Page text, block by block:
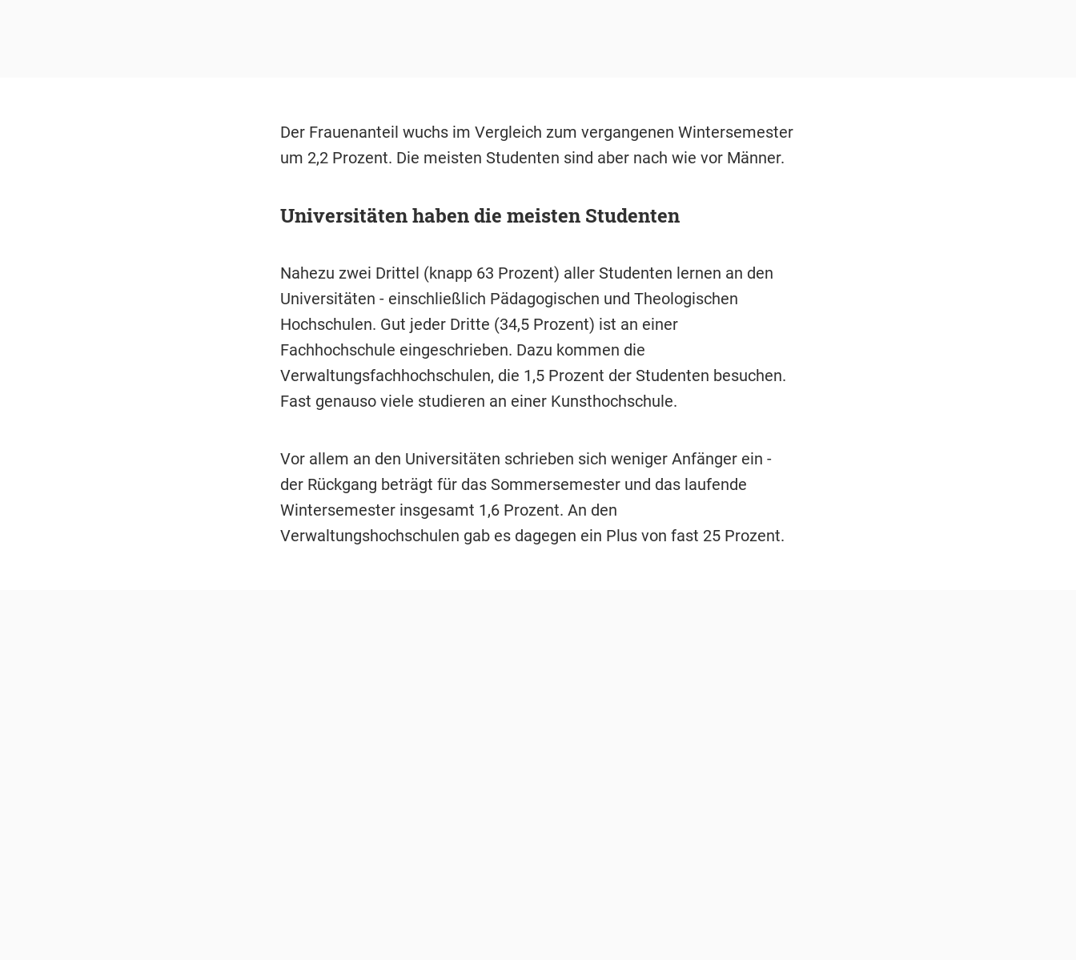
Der Frauenanteil wuchs im Vergleich zum vergangenen Wintersemester
um 2,2 Prozent. Die meisten Studenten sind aber nach wie vor Männer.
Universitäten haben die meisten Studenten
Nahezu zwei Drittel (knapp 63 Prozent) aller Studenten lernen an den
Universitäten - einschließlich Pädagogischen und Theologischen
Hochschulen. Gut jeder Dritte (34,5 Prozent) ist an einer
Fachhochschule eingeschrieben. Dazu kommen die
Verwaltungsfachhochschulen, die 1,5 Prozent der Studenten besuchen.
Fast genauso viele studieren an einer Kunsthochschule.
Vor allem an den Universitäten schrieben sich weniger Anfänger ein -
der Rückgang beträgt für das Sommersemester und das laufende
Wintersemester insgesamt 1,6 Prozent. An den
Verwaltungshochschulen gab es dagegen ein Plus von fast 25 Prozent.